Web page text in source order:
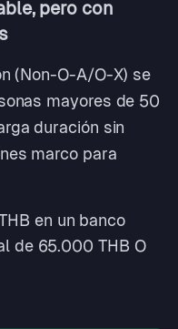
pero con
(Non-O-A/O-X) se
mayores de 50
duración sin
marco para
en un banco
de 65.000 THB O